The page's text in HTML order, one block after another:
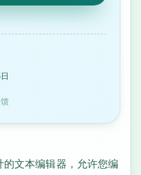
文本编辑器，允许您编